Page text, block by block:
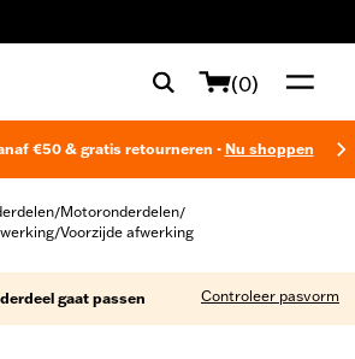
(0)
€50 & gratis retourneren - Nu shoppen
/Motoronderdelen/
/Voorzijde afwerking
gaat passen Controleer pasvorm